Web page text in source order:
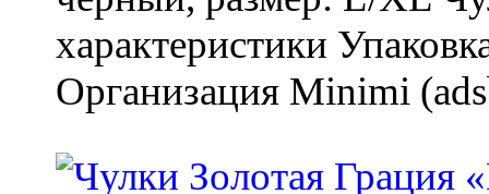
характеристики
Организация Minimi